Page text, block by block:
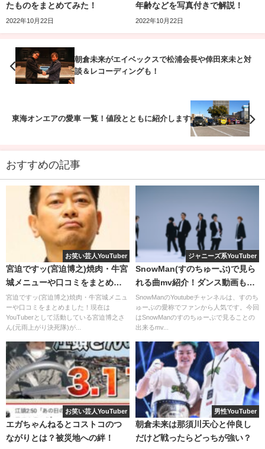
米倉涼子・木村拓哉・ナタリーポートマン・アンハサウェ
ハリウッドスターのヘアメイクを担当しているスゴイ方な
んです！
HERMES、 FENDI、GUCCI
ハイブランドのファッションショーまで手掛けています 。
てんちむも愛用！ファンデーション
の口コミ
てんちむのおすすめポイント
てんちむはイメージモデルとしてだけではなく、
実際にウーニファンデーションを愛用しています！
たものをまとめてみた！
2022年10月22日
年齢などを写真付きで解説！
2022年10月22日
朝倉未来がエイベックスで松浦会長や倖田來未と対
談＆レコーディングも！
東海オンエアの愛車 一覧！値段とともに紹介します
おすすめの記事
お笑い芸人YouTuber
宮迫ですッ(宮迫博之)焼肉・牛宮
城メニューや口コミをまとめま
した！
宮迫ですッ(宮迫博之)焼肉・牛宮城メニュ
ーや口コミをまとめました！現在は
YouTuberとして活動している宮迫博之さ
ん(元雨上がり決死隊)が...
ジャニーズ系YouTuber
SnowMan(すのちゅーぶ)で見ら
れる曲mv紹介！ダンス動画も一
緒に！
SnowManのYoutubeチャンネルは、すのち
ゅーぶの愛称でファンから人気です。今回
はSnowManのすのちゅーぶで見ることの
出来るmv...
お笑い芸人YouTuber
エガちゃんねるとコストコのつ
ながりとは？被災地への絆！
男性YouTuber
朝倉未来は那須川天心と仲良し
だけど戦ったらどっちが強い？